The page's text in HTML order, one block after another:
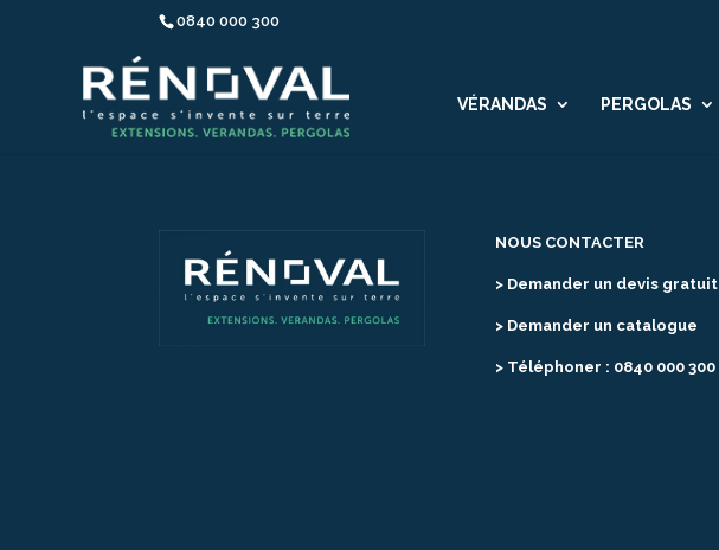
0840 000 300
VÉRANDAS PERGOLAS
NOUS CONTACTER
> Demander un devis gratuit
> Demander un catalogue
> Téléphoner : 0840 000 300